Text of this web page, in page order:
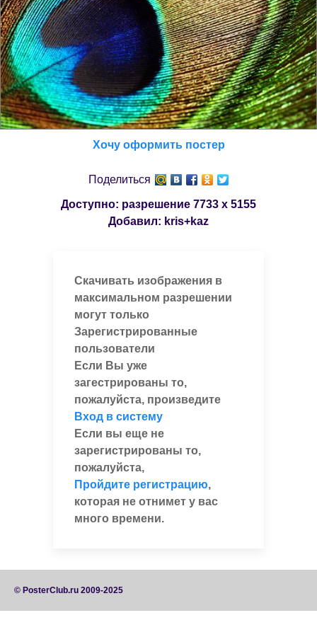
Хочу оформить постер
Поделиться
Доступно: разрешение 7733 x 5155
Добавил: kris+kaz
Скачивать изображения в
максимальном разрешении
могут только
Зарегистрированные
пользователи
Если Вы уже
загестрированы то,
пожалуйста, произведите
Вход в систему
Если вы еще не
зарегистрированы то,
пожалуйста,
Пройдите регистрацию,
которая не отнимет у вас
много времени.
© PosterClub.ru 2009-2025